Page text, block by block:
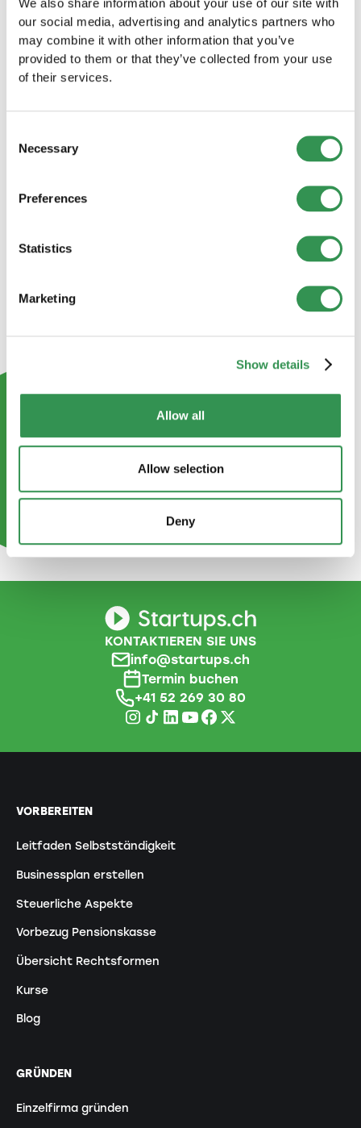
We also share information about your use of our site with
our social media, advertising and analytics partners who
may combine it with other information that you’ve
provided to them or that they’ve collected from your use
of their services.
Selection
Necessary
Preferences
Statistics
Marketing
Show details
Allow all
Allow selection
Deny
Wir verstehen, dass viele angehende
Firmengründer:innen sicherstellen möchten,
dass sie bei der Firmengründung nichts
übersehen. Zögern Sie daher nicht, uns zu
Termin buchen
KONTAKTIEREN SIE UNS
info@startups.ch
Termin buchen
+41 52 269 30 80
VORBEREITEN
Leitfaden Selbstständigkeit
Businessplan erstellen
Steuerliche Aspekte
Vorbezug Pensionskasse
Übersicht Rechtsformen
Kurse
Blog
GRÜNDEN
Einzelfirma gründen